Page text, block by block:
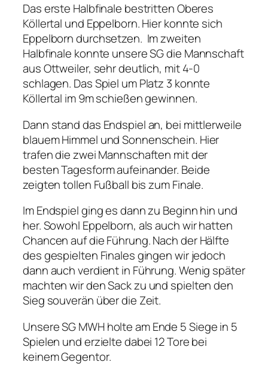
Das erste Halbfinale bestritten Oberes
Köllertal und Eppelborn. Hier konnte sich
Eppelborn durchsetzen. Im zweiten
Halbfinale konnte unsere SG die Mannschaft
aus Ottweiler, sehr deutlich, mit 4-0
schlagen. Das Spiel um Platz 3 konnte
Köllertal im 9m schießen gewinnen.
Dann stand das Endspiel an, bei mittlerweile
blauem Himmel und Sonnenschein. Hier
trafen die zwei Mannschaften mit der
besten Tagesform aufeinander. Beide
zeigten tollen Fußball bis zum Finale.
Im Endspiel ging es dann zu Beginn hin und
her. Sowohl Eppelborn, als auch wir hatten
Chancen auf die Führung. Nach der Hälfte
des gespielten Finales gingen wir jedoch
dann auch verdient in Führung. Wenig später
machten wir den Sack zu und spielten den
Sieg souverän über die Zeit.
Unsere SG MWH holte am Ende 5 Siege in 5
Spielen und erzielte dabei 12 Tore bei
keinem Gegentor.